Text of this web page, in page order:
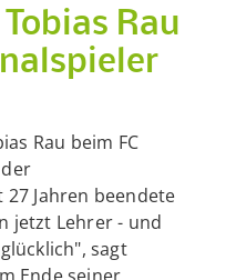
Rau
Rau beim FC
Jahren beendete
jetzt Lehrer - und
sagt